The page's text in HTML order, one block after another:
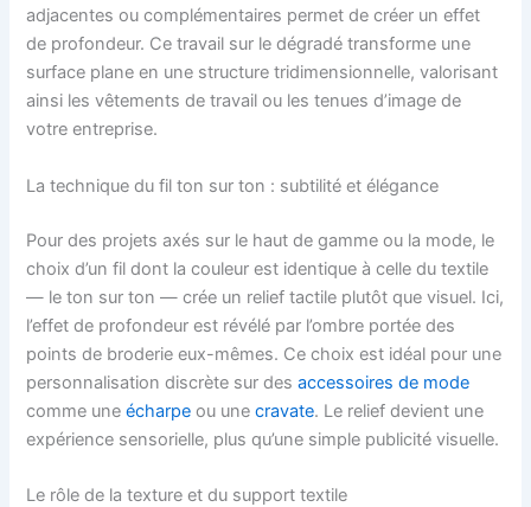
adjacentes ou complémentaires permet de créer un effet
de profondeur. Ce travail sur le dégradé transforme une
surface plane en une structure tridimensionnelle, valorisant
ainsi les vêtements de travail ou les tenues d’image de
votre entreprise.
La technique du fil ton sur ton : subtilité et élégance
Pour des projets axés sur le haut de gamme ou la mode, le
choix d’un fil dont la couleur est identique à celle du textile
— le ton sur ton — crée un relief tactile plutôt que visuel. Ici,
l’effet de profondeur est révélé par l’ombre portée des
points de broderie eux-mêmes. Ce choix est idéal pour une
personnalisation discrète sur desaccessoires de mode
comme uneécharpe ou unecravate. Le relief devient une
expérience sensorielle, plus qu’une simple publicité visuelle.
Le rôle de la texture et du support textile